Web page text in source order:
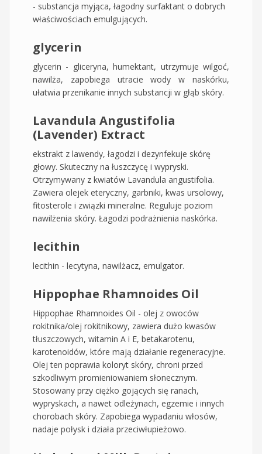
- substancja myjąca, łagodny surfaktant o dobrych
właściwościach emulgujących.
glycerin
glycerin - gliceryna, humektant, utrzymuje wilgoć,
nawilża, zapobiega utracie wody w naskórku,
ułatwia przenikanie innych substancji w głąb skóry.
Lavandula Angustifolia
(Lavender) Extract
ekstrakt z lawendy, łagodzi i dezynfekuje skórę
głowy. Skuteczny na łuszczycę i wypryski.
Otrzymywany z kwiatów Lavandula angustifolia.
Zawiera olejek eteryczny, garbniki, kwas ursolowy,
fitosterole i związki mineralne. Reguluje poziom
nawilżenia skóry. Łagodzi podrażnienia naskórka.
lecithin
lecithin - lecytyna, nawilżacz, emulgator.
Hippophae Rhamnoides Oil
Hippophae Rhamnoides Oil - olej z owoców
rokitnika/olej rokitnikowy, zawiera dużo kwasów
tłuszczowych, witamin A i E, betakarotenu,
karotenoidów, które mają działanie regeneracyjne.
Olej ten poprawia koloryt skóry, chroni przed
szkodliwym promieniowaniem słonecznym.
Stosowany przy ciężko gojących się ranach,
wypryskach, a nawet odleżynach, egzemie i innych
chorobach skóry. Zapobiega wypadaniu włosów,
nadaje połysk i działa przeciwłupieżowo.